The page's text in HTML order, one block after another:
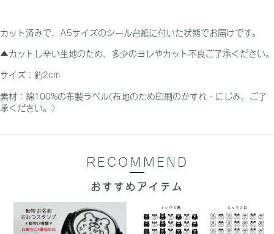
カット済みで、A5サイズのシール台紙に付いた状態でお届けです。
▲カットし辛い生地のため、多少のヨレやカット不良ご了承ください。
サイズ：約2cm
素材：綿100%の布製ラベル(布地のため印刷のかすれ・にじみ、ご了
承ください。)
RECOMMEND
おすすめアイテム